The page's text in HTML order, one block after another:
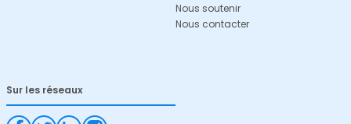
Nous soutenir
Nous contacter
Sur les réseaux